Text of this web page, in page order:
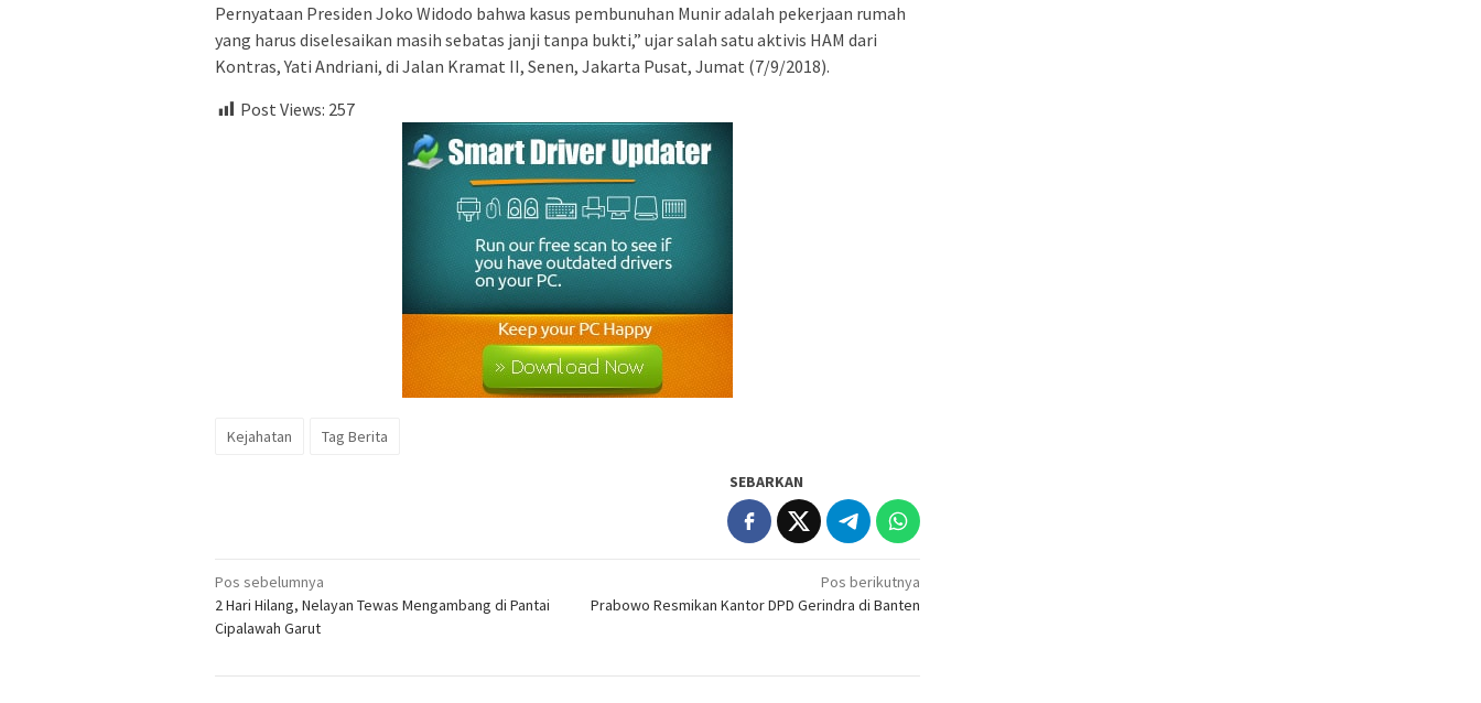
Pernyataan Presiden Joko Widodo bahwa kasus pembunuhan Munir adalah pekerjaan rumah
yang harus diselesaikan masih sebatas janji tanpa bukti,” ujar salah satu aktivis HAM dari
Kontras, Yati Andriani, di Jalan Kramat II, Senen, Jakarta Pusat, Jumat (7/9/2018).
Post Views: 257
Kejahatan Tag Berita
SEBARKAN
Navigasi
pos
Pos sebelumnya
2 Hari Hilang, Nelayan Tewas Mengambang di Pantai
Cipalawah Garut
Pos berikutnya
Prabowo Resmikan Kantor DPD Gerindra di Banten